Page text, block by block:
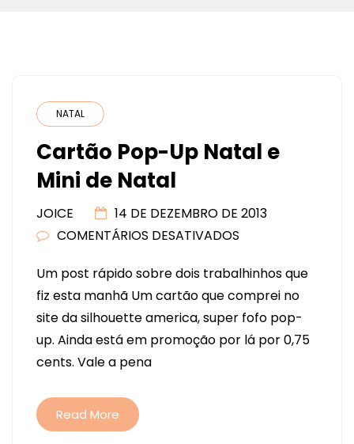
NATAL
Cartão Pop-Up Natal e
Mini de Natal
JOICE
14 DE DEZEMBRO DE 2013
COMENTÁRIOS DESATIVADOS
POP-
UP
NATAL
E
Um post rápido sobre dois trabalhinhos que
fiz esta manhã Um cartão que comprei no
site da silhouette america, super fofo pop-
up. Ainda está em promoção por lá por 0,75
cents. Vale a pena
Read More